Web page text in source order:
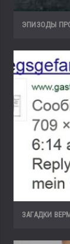
ЭПИЗОДЫ
ЗАГАДКИ